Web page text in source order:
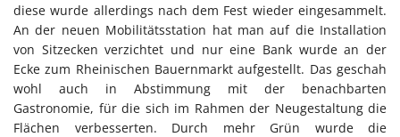
diese wurde allerdings nach dem Fest wieder eingesammelt.
An der neuen Mobilitätsstation hat man auf die Installation
von Sitzecken verzichtet und nur eine Bank wurde an der
Ecke zum Rheinischen Bauernmarkt aufgestellt. Das geschah
wohl auch in Abstimmung mit der benachbarten
Gastronomie, für die sich im Rahmen der Neugestaltung die
Flächen verbesserten. Durch mehr Grün wurde die